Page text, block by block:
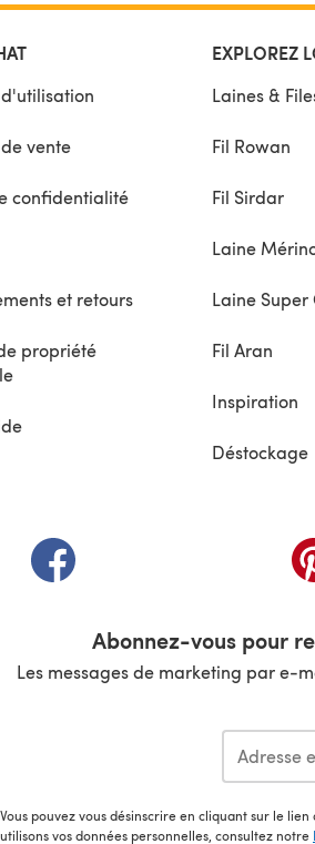
vente
confidentialité
et retours
propriété
EXPLOREZ
Laines &
Fil Rowan
Fil Sirdar
Laine
Laine Super
Fil Aran
Inspiration
Déstockage
(s'ouvre dans un nouvel onglet)
Abonnez-vous pour
Les messages de marketing par e-
Vous pouvez vous désinscrire en cliquant sur le
utilisons vos données personnelles, consultez notre